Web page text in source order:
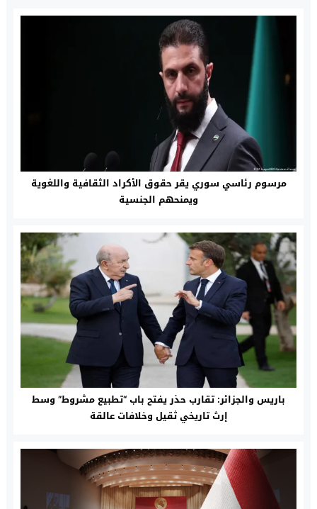
مرسوم رئاسي سوري يقر حقوق الأكراد الثقافية واللغوية
ويمنحهم الجنسية
باريس والجزائر: تقارب حذر يفتح باب “تطبيع مشروط” وسط
إرث تاريخي ثقيل وخلافات عالقة